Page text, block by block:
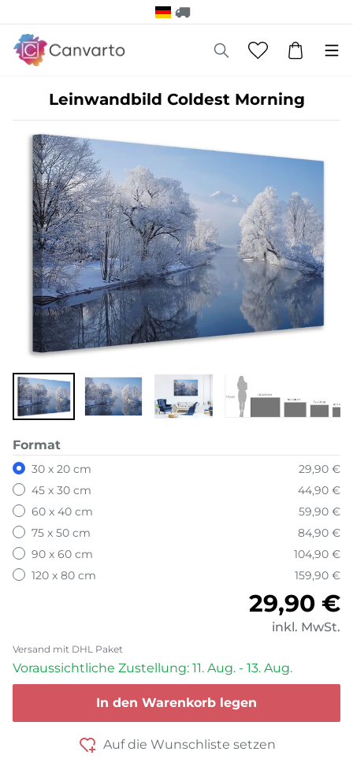
Leinwandbild Coldest Morning
Format
30 x 20 cm
29,90 €
45 x 30 cm
44,90 €
60 x 40 cm
59,90 €
75 x 50 cm
84,90 €
90 x 60 cm
104,90 €
120 x 80 cm
159,90 €
29,90 €
inkl. MwSt.
Versand mit DHL Paket
Voraussichtliche Zustellung: 11. Aug. - 13. Aug.
In den Warenkorb legen
Auf die Wunschliste setzen